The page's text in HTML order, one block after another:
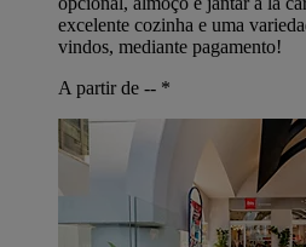
excelente cozinha e uma
vindos, mediante pagamento!
A partir de -- *